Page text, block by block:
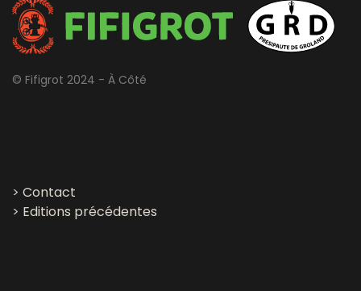
© Fifigrot 2024 - À Côté
> Contact
> Editions précédentes